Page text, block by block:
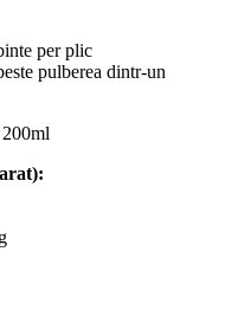
per plic
pulberea dintr-un
: